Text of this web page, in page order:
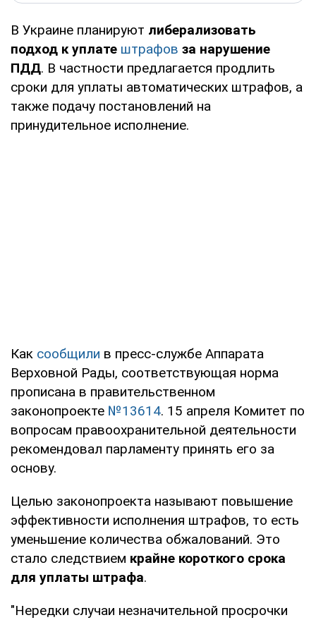
В Украине планируют либерализовать
подход к уплате штрафов за нарушение
ПДД. В частности предлагается продлить
сроки для уплаты автоматических штрафов, а
также подачу постановлений на
принудительное исполнение.
Как сообщили в пресс-службе Аппарата
Верховной Рады, соответствующая норма
прописана в правительственном
законопроекте №13614. 15 апреля Комитет по
вопросам правоохранительной деятельности
рекомендовал парламенту принять его за
основу.
Целью законопроекта называют повышение
эффективности исполнения штрафов, то есть
уменьшение количества обжалований. Это
стало следствием крайне короткого срока
для уплаты штрафа.
"Нередки случаи незначительной просрочки